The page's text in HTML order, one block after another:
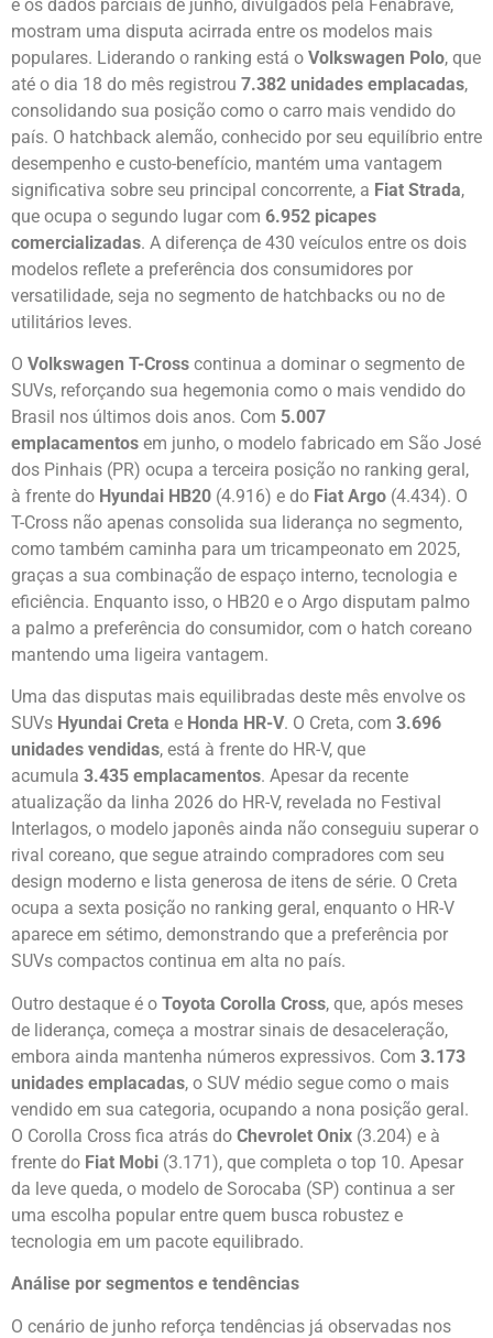
e os dados parciais de junho, divulgados pela Fenabrave,
mostram uma disputa acirrada entre os modelos mais
populares. Liderando o ranking está o Volkswagen Polo, que
até o dia 18 do mês registrou 7.382 unidades emplacadas,
consolidando sua posição como o carro mais vendido do
país. O hatchback alemão, conhecido por seu equilíbrio entre
desempenho e custo-benefício, mantém uma vantagem
significativa sobre seu principal concorrente, a Fiat Strada,
que ocupa o segundo lugar com 6.952 picapes
comercializadas. A diferença de 430 veículos entre os dois
modelos reflete a preferência dos consumidores por
versatilidade, seja no segmento de hatchbacks ou no de
utilitários leves.
O Volkswagen T-Cross continua a dominar o segmento de
SUVs, reforçando sua hegemonia como o mais vendido do
Brasil nos últimos dois anos. Com 5.007
emplacamentos em junho, o modelo fabricado em São José
dos Pinhais (PR) ocupa a terceira posição no ranking geral,
à frente do Hyundai HB20 (4.916) e do Fiat Argo (4.434). O
T-Cross não apenas consolida sua liderança no segmento,
como também caminha para um tricampeonato em 2025,
graças a sua combinação de espaço interno, tecnologia e
eficiência. Enquanto isso, o HB20 e o Argo disputam palmo
a palmo a preferência do consumidor, com o hatch coreano
mantendo uma ligeira vantagem.
Uma das disputas mais equilibradas deste mês envolve os
SUVs Hyundai Creta e Honda HR-V. O Creta, com 3.696
unidades vendidas, está à frente do HR-V, que
acumula 3.435 emplacamentos. Apesar da recente
atualização da linha 2026 do HR-V, revelada no Festival
Interlagos, o modelo japonês ainda não conseguiu superar o
rival coreano, que segue atraindo compradores com seu
design moderno e lista generosa de itens de série. O Creta
ocupa a sexta posição no ranking geral, enquanto o HR-V
aparece em sétimo, demonstrando que a preferência por
SUVs compactos continua em alta no país.
Outro destaque é o Toyota Corolla Cross, que, após meses
de liderança, começa a mostrar sinais de desaceleração,
embora ainda mantenha números expressivos. Com 3.173
unidades emplacadas, o SUV médio segue como o mais
vendido em sua categoria, ocupando a nona posição geral.
O Corolla Cross fica atrás do Chevrolet Onix (3.204) e à
frente do Fiat Mobi (3.171), que completa o top 10. Apesar
da leve queda, o modelo de Sorocaba (SP) continua a ser
uma escolha popular entre quem busca robustez e
tecnologia em um pacote equilibrado.
Análise por segmentos e tendências
O cenário de junho reforça tendências já observadas nos